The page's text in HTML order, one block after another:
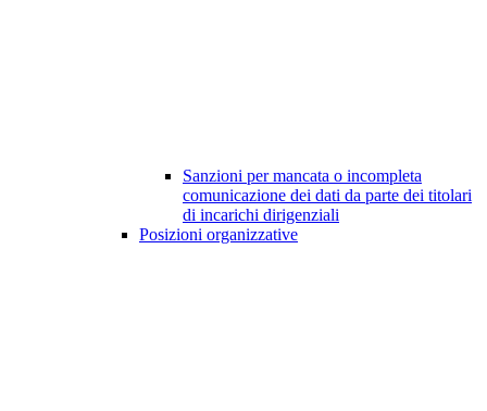
Sanzioni per mancata o incompleta
comunicazione dei dati da parte dei titolari
di incarichi dirigenziali
Posizioni organizzative